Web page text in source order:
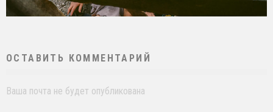
ОСТАВИТЬ КОММЕНТАРИЙ
Ваша почта не будет опубликована